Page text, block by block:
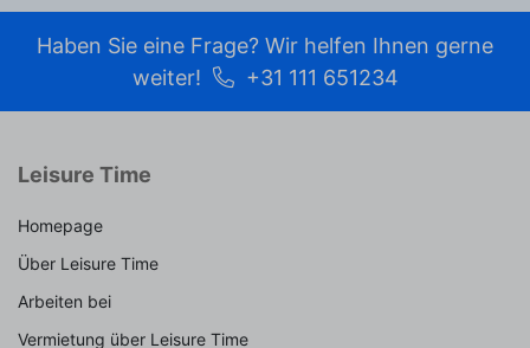
Haben Sie eine Frage? Wir helfen Ihnen gerne
weiter!
+31 111 651234
Leisure Time
Homepage
Über Leisure Time
Arbeiten bei
Vermietung über Leisure Time